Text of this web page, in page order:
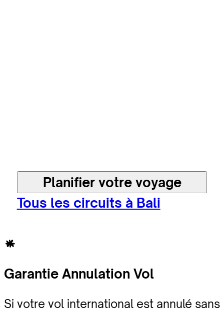
Planifier votre voyage
Tous les circuits à Bali
Garantie Annulation Vol
Si votre vol international est annulé sans